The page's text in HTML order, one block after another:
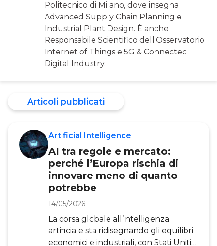
Politecnico di Milano, dove insegna
Advanced Supply Chain Planning e
Industrial Plant Design. È anche
Responsabile Scientifico dell'Osservatorio
Internet of Things e 5G & Connected
Digital Industry.
Articoli pubblicati
Artificial Intelligence
AI tra regole e mercato:
perché l’Europa rischia di
innovare meno di quanto
potrebbe
14/05/2026
La corsa globale all’intelligenza
artificiale sta ridisegnando gli equilibri
economici e industriali, con Stati Uniti